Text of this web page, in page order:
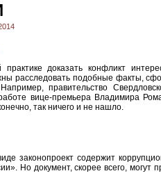
практике доказать конфликт
расследовать подобные факты,
правительство
вице-премьера Владимира
так ничего и не нашло.
законопроект содержит
Но документ, скорее всего,